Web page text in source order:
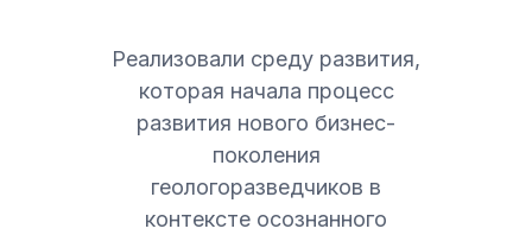
Реализовали среду развития,
которая начала процесс
развития нового бизнес-
поколения
геологоразведчиков в
контексте осознанного